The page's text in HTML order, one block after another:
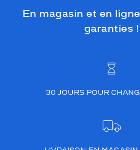
En magasin et en
garanties !
30 JOURS POUR